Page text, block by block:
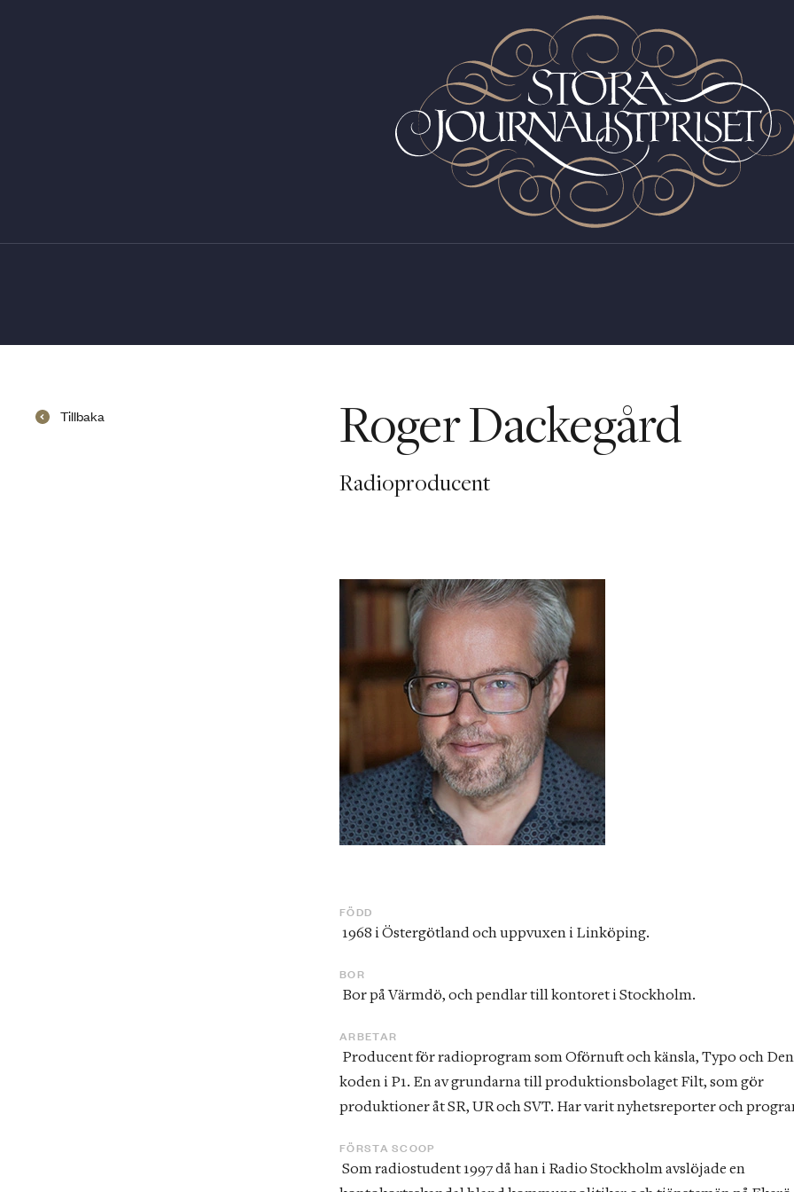
Roger Dackegård
Radioproducent
FÖDD
1968 i Östergötland och uppvuxen i Linköping.
BOR
Bor på Värmdö, och pendlar till kontoret i Stockholm.
ARBETAR
koden i P1. En av grundarna till produktionsbolaget Filt, som gör
produktioner åt SR, UR och SVT. Har varit nyhetsreporter och
FÖRSTA SCOOP
Tillbaka